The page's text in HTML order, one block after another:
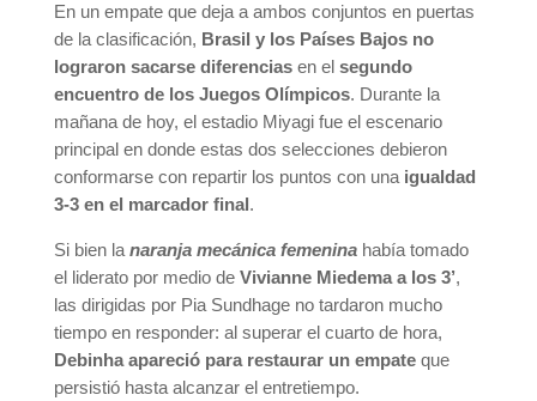
En un empate que deja a ambos conjuntos en puertas
de la clasificación, Brasil y los Países Bajos no
lograron sacarse diferenciasen el segundo
encuentro de los Juegos Olímpicos. Durante la
mañana de hoy, el estadio Miyagi fue el escenario
principal en donde estas dos selecciones debieron
conformarse con repartir los puntos con una igualdad
3-3 en el marcador final.
Si bien la naranja mecánica femenina había tomado
el liderato por medio de Vivianne Miedema a los 3’,
las dirigidas por Pia Sundhage no tardaron mucho
tiempo en responder: al superar el cuarto de hora,
Debinha apareció para restaurar un empateque
persistió hasta alcanzar el entretiempo.